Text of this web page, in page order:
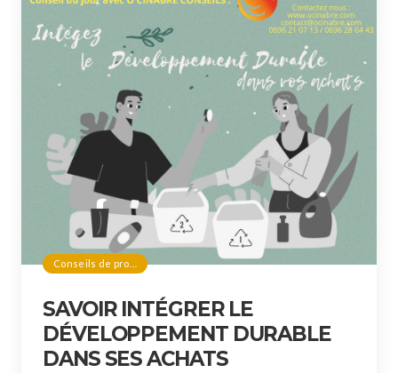
Conseils de pro…
SAVOIR INTÉGRER LE
DÉVELOPPEMENT DURABLE
DANS SES ACHATS